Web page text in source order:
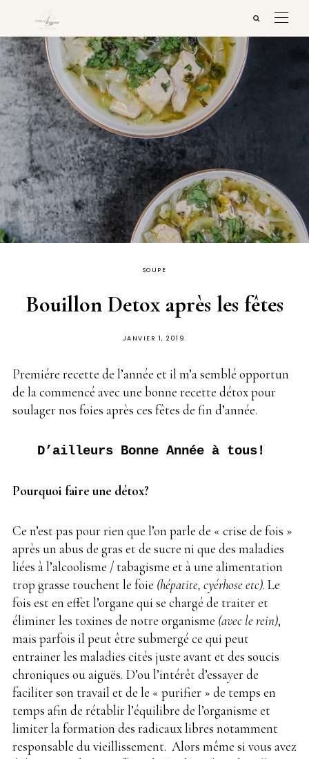
SOUPE
Bouillon Detox après les fêtes
PUBLIÉ
JANVIER 1, 2019
Premiére recette de l’année et il m’a semblé opportun
de la commencé avec une bonne recette détox pour
soulager nos foies après ces fêtes de fin d’année.
D’ailleurs Bonne Année à tous!
Pourquoi faire une détox?
Ce n’est pas pour rien que l’on parle de « crise de fois »
après un abus de gras et de sucre ni que des maladies
liées à l’alcoolisme / tabagisme et à une alimentation
trop grasse touchent le foie (hépatite, cyérhose etc). Le
fois est en effet l’organe qui se chargé de traiter et
éliminer les toxines de notre organisme (avec le rein),
mais parfois il peut être submergé ce qui peut
entrainer les maladies cités juste avant et des soucis
chroniques ou aiguës. D’ou l’intérêt d’essayer de
faciliter son travail et de le « purifier » de temps en
temps afin de rétablir l’équilibre de l’organisme et
limiter la formation des radicaux libres notamment
responsable du vieillissement. Alors même si vous avez